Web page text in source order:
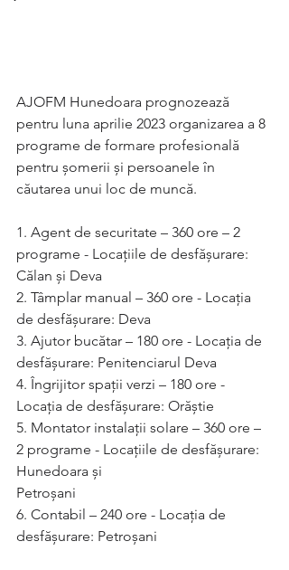
AJOFM Hunedoara prognozează
pentru luna aprilie 2023 organizarea a 8
programe de formare profesională
pentru şomerii şi persoanele în
căutarea unui loc de muncă.
1. Agent de securitate – 360 ore – 2
programe - Locaţiile de desfăşurare:
Călan și Deva
2. Tâmplar manual – 360 ore - Locaţia
de desfăşurare: Deva
3. Ajutor bucătar – 180 ore - Locaţia de
desfăşurare: Penitenciarul Deva
4. Îngrijitor spații verzi – 180 ore -
Locaţia de desfăşurare: Orăștie
5. Montator instalații solare – 360 ore –
2 programe - Locaţiile de desfăşurare:
Hunedoara și
Petroșani
6. Contabil – 240 ore - Locaţia de
desfăşurare: Petroșani